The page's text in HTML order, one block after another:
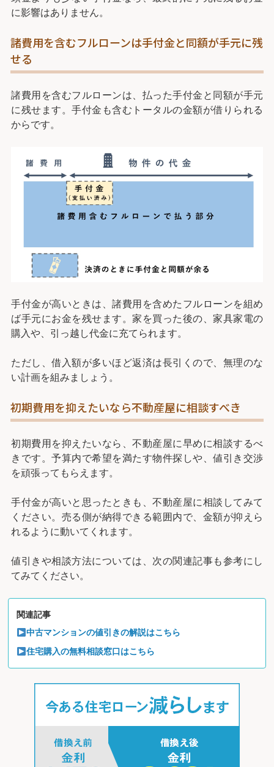
に影響はありません。
諸費用を含むフルローンは手付金と同額が手元に残
せる
諸費用を含むフルローンは、払った手付金と同額が手元
に残せます。手付金も含むトータルの金額が借りられる
からです。
手付金が高いときは、諸費用を含めたフルローンを組め
ば手元にお金を残せます。家を買った後の、家具家電の
購入や、引っ越し代金に充てられます。
ただし、借入額が多いほど返済は長引くので、無理のな
い計画を組みましょう。
初期費用を抑えたいなら不動産屋に相談すべき
初期費用を抑えたいなら、不動産屋に早めに相談するべ
きです。予算内で希望を満たす物件探しや、値引き交渉
を頑張ってもらえます。
手付金が高いと思ったときも、不動産屋に相談してみて
ください。売る側が納得できる範囲内で、金額が抑えら
れるように動いてくれます。
値引きや相談方法については、次の関連記事も参考にし
てみてください。
関連記事
中古マンションの値引きの解説はこちら
住宅購入の無料相談窓口はこちら